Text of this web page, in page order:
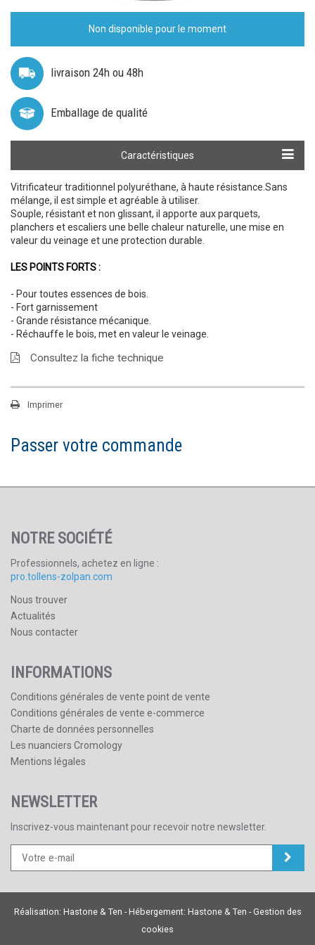
Non disponible pour le moment
livraison 24h ou 48h
Emballage de qualité
Caractéristiques
Calculer ma quantité
Vitrificateur traditionnel polyuréthane, à haute résistance.Sans
mélange, il est simple et agréable à utiliser.
Souple, résistant et non glissant, il apporte aux parquets,
planchers et escaliers une belle chaleur naturelle, une mise en
valeur du veinage et une protection durable.
LES POINTS FORTS :
- Pour toutes essences de bois.
- Fort garnissement
- Grande résistance mécanique.
- Réchauffe le bois, met en valeur le veinage.
Consultez la fiche technique
Imprimer
Passer votre commande
NOTRE SOCIÉTÉ
Professionnels, achetez en ligne :
pro.tollens-zolpan.com
Nous trouver
Actualités
Nous contacter
INFORMATIONS
Conditions générales de vente point de vente
Conditions générales de vente e-commerce
Charte de données personnelles
Les nuanciers Cromology
Mentions légales
NEWSLETTER
Inscrivez-vous maintenant pour recevoir notre newsletter.
Réalisation: Hastone & Ten - Hébergement: Hastone & Ten -Gestion des
cookies